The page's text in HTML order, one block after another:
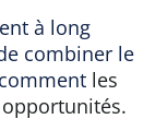
à long
combiner le
les